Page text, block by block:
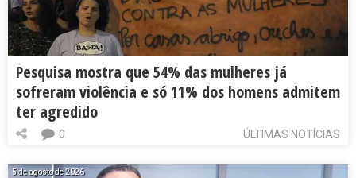
Pesquisa mostra que 54% das mulheres já
sofreram violência e só 11% dos homens admitem
ter agredido
ÚLTIMAS NOTÍCIAS
0
5 de agosto de 2026